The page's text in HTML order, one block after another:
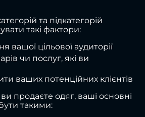
та підкатегорій
такі фактори:
вашої цільової аудиторії
чи послуг, які ви
ваших потенційних клієнтів
продаєте одяг, ваші основні
такими: